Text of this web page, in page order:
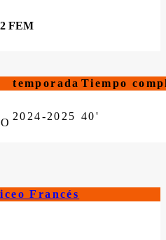
FEM
temporada Tiempo
2024-2025 40'
Francés